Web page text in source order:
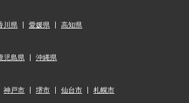
川県 愛媛県 高知県
児島県 沖縄県
神戸市 堺市 仙台市 札幌市